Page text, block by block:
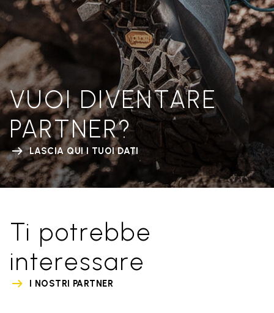
VUOI DIVENTARE
PARTNER?
LASCIA QUI I TUOI DATI
Ti potrebbe
interessare
I NOSTRI PARTNER